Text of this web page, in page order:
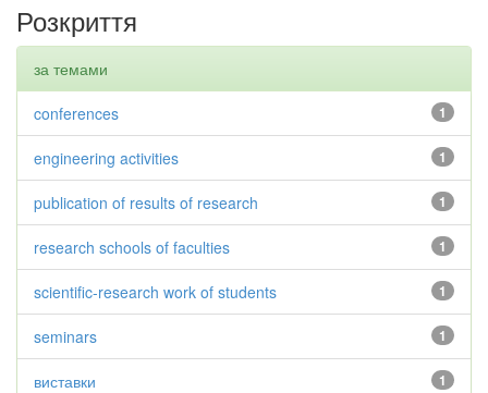
Розкриття
за темами
1
conferences
1
engineering activities
1
publication of results of research
1
research schools of faculties
1
scientific-research work of students
1
seminars
1
виставки